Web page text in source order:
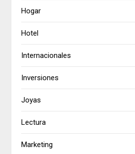
Hogar
Hotel
Internacionales
Inversiones
Joyas
Lectura
Marketing